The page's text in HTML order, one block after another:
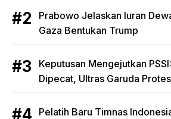
Prabowo Jelaskan Iuran
Gaza Bentukan Trump
Keputusan Mengejutkan
Dipecat, Ultras Garuda Protes
Pelatih Baru Timnas